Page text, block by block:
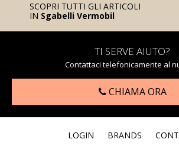
SCOPRI TUTTI GLI ARTICOLI
IN Sgabelli Vermobil
TI SERVE AIUTO?
Contattaci telefonicamente al
CHIAMA ORA
LOGIN BRANDS